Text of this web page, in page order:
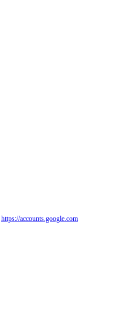
https://accounts.google.com